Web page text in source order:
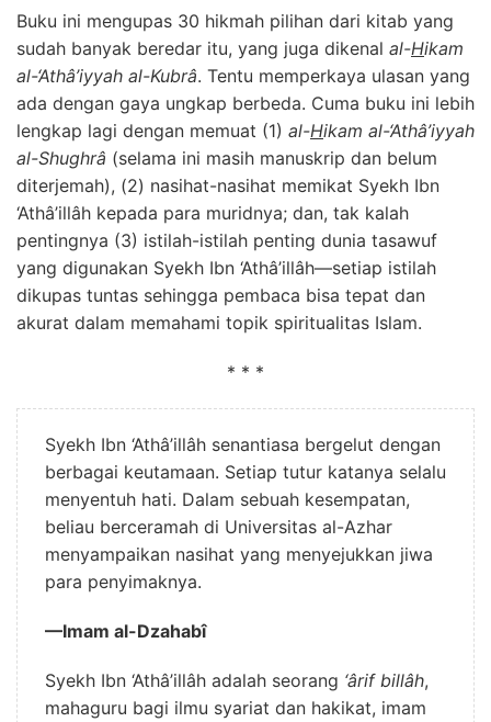
Buku ini mengupas 30 hikmah pilihan dari kitab yang
sudah banyak beredar itu, yang juga dikenal al-Hikam
al-‘Athâ’iyyah al-Kubrâ. Tentu memperkaya ulasan yang
ada dengan gaya ungkap berbeda. Cuma buku ini lebih
lengkap lagi dengan memuat (1) al-Hikam al-‘Athâ’iyyah
al-Shughrâ (selama ini masih manuskrip dan belum
diterjemah), (2) nasihat-nasihat memikat Syekh Ibn
‘Athâ’illâh kepada para muridnya; dan, tak kalah
pentingnya (3) istilah-istilah penting dunia tasawuf
yang digunakan Syekh Ibn ‘Athâ’illâh—setiap istilah
dikupas tuntas sehingga pembaca bisa tepat dan
akurat dalam memahami topik spiritualitas Islam.
* * *
Syekh Ibn ‘Athâ’illâh senantiasa bergelut dengan
berbagai keutamaan. Setiap tutur katanya selalu
menyentuh hati. Dalam sebuah kesempatan,
beliau berceramah di Universitas al-Azhar
menyampaikan nasihat yang menyejukkan jiwa
para penyimaknya.
—Imam al-Dzahabî
Syekh Ibn ‘Athâ’illâh adalah seorang ‘ârif billâh,
mahaguru bagi ilmu syariat dan hakikat, imam